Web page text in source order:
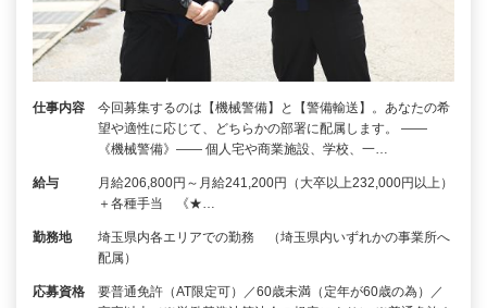
仕事内容
今回募集するのは【機械警備】と【警備輸送】。あなたの希
望や適性に応じて、どちらかの部署に配属します。 ――
《機械警備》―― 個人宅や商業施設、学校、一…
給与
月給206,800円～月給241,200円（大卒以上232,000円以上）
＋各種手当 《★…
勤務地
埼玉県内各エリアでの勤務 （埼玉県内いずれかの事業所へ
配属）
応募資格
要普通免許（AT限定可）／60歳未満（定年が60歳の為）／